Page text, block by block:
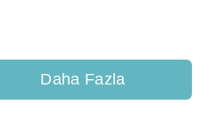
Daha Fazla